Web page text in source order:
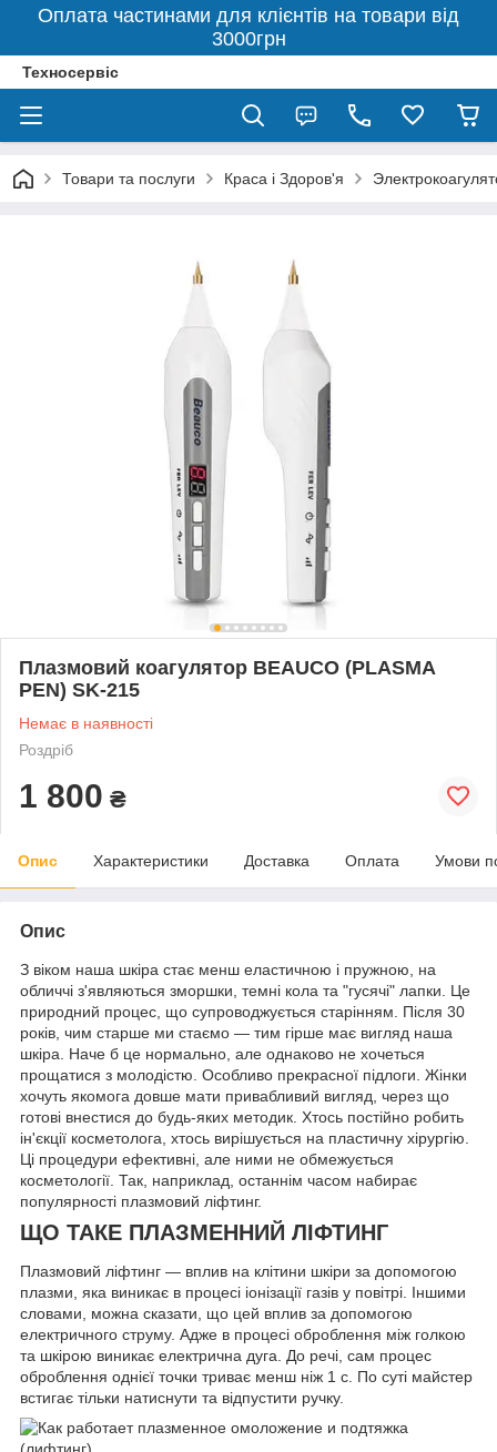
Оплата частинами для клієнтів на товари від
3000грн
Техносервіс
Товари та послуги Краса і Здоров'я
Плазмовий коагулятор BEAUCO (PLASMA
PEN) SK-215
Немає в наявності
Роздріб
1 800 ₴
Опис Характеристики Доставка Оплата Умови
Опис
З віком наша шкіра стає менш еластичною і пружною, на
обличчі з'являються зморшки, темні кола та "гусячі" лапки. Це
природний процес, що супроводжується старінням. Після 30
років, чим старше ми стаємо — тим гірше має вигляд наша
шкіра. Наче б це нормально, але однаково не хочеться
прощатися з молодістю. Особливо прекрасної підлоги. Жінки
хочуть якомога довше мати привабливий вигляд, через що
готові внестися до будь-яких методик. Хтось постійно робить
ін'єкції косметолога, хтось вирішується на пластичну хірургію.
Ці процедури ефективні, але ними не обмежується
косметології. Так, наприклад, останнім часом набирає
популярності плазмовий ліфтинг.
ЩО ТАКЕ ПЛАЗМЕННИЙ ЛІФТИНГ
Плазмовий ліфтинг — вплив на клітини шкіри за допомогою
плазми, яка виникає в процесі іонізації газів у повітрі. Іншими
словами, можна сказати, що цей вплив за допомогою
електричного струму. Адже в процесі оброблення між голкою
та шкірою виникає електрична дуга. До речі, сам процес
оброблення однієї точки триває менш ніж 1 с. По суті майстер
встигає тільки натиснути та відпустити ручку.